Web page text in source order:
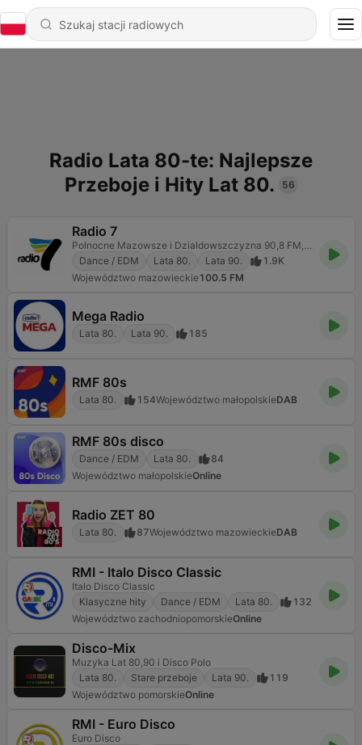
Radio Lata 80-te: Najlepsze
Przeboje i Hity Lat 80.
56
Radio 7
Polnocne Mazowsze i Dzialdowszczyzna 90,8 FM, 100,5 FM , 88,0 FM
Dance / EDM
Lata 80. Lata 90.
1.9K
Województwo mazowieckie100.5 FM
Mega Radio
Lata 80. Lata 90. 185
RMF 80s
Lata 80. 154Województwo małopolskieDAB
RMF 80s disco
Dance / EDM Lata 80.
84
Województwo małopolskieOnline
Radio ZET 80
Lata 80. 87Województwo mazowieckieDAB
RMI - Italo Disco Classic
Italo Disco Classic
Klasyczne hity
Dance / EDM Lata 80.
132
Województwo zachodniopomorskieOnline
Disco-Mix
Muzyka Lat 80,90 i Disco Polo
Lata 80.
Stare przeboje Lata 90.
119
Województwo pomorskieOnline
RMI - Euro Disco
Euro Disco